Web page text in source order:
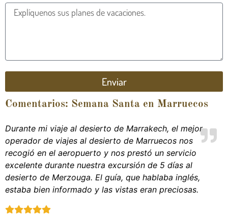
Enviar
Comentarios: Semana Santa en Marruecos
Durante mi viaje al desierto de Marrakech, el mejor
operador de viajes al desierto de Marruecos nos
recogió en el aeropuerto y nos prestó un servicio
excelente durante nuestra excursión de 5 días al
desierto de Merzouga. El guía, que hablaba inglés,
estaba bien informado y las vistas eran preciosas.